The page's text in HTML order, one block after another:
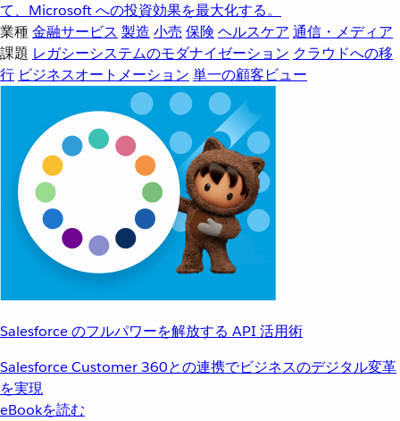
て、Microsoft への投資効果を最大化する。
業種金融サービス 製造 小売 保険 ヘルスケア 通信・メディア
課題 レガシーシステムのモダナイゼーション クラウドへの移
行 ビジネスオートメーション 単一の顧客ビュー
Salesforce のフルパワーを解放する API 活用術
Salesforce Customer 360との連携でビジネスのデジタル変革
を実現
eBookを読む